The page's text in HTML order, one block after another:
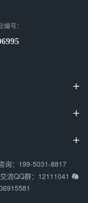
编号：



询：199-5031-8817
流QQ群：12111041 